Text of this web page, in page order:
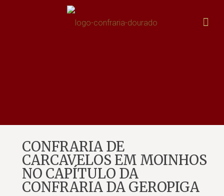
CONFRARIA DE
CARCAVELOS EM MOINHOS
NO CAPÍTULO DA
CONFRARIA DA GEROPIGA